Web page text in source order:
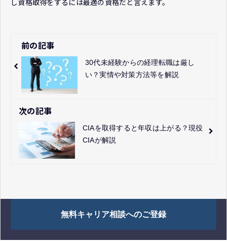
前の記事
30代未経験からの経理転職は厳し
い？実情や対策方法等を解説
次の記事
CIAを取得すると年収は上がる？現役
CIAが解説
無料キャリア相談へのご登録